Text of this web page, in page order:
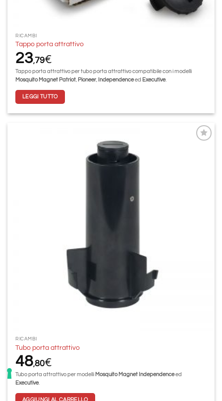
RICAMBI
Tappo porta attrattivo
23,79€
Tappo porta attrattivo per tubo porta attrattivo compatibile con i modelli
Mosquito Magnet Patriot Pioneer Independenceed Executive.
LEGGI TUTTO
RICAMBI
Tubo porta attrattivo
48,80€
Tubo porta attrattivo per modelli Mosquito Magnet Independenceed
Executive.
AGGIUNGI AL CARRELLO